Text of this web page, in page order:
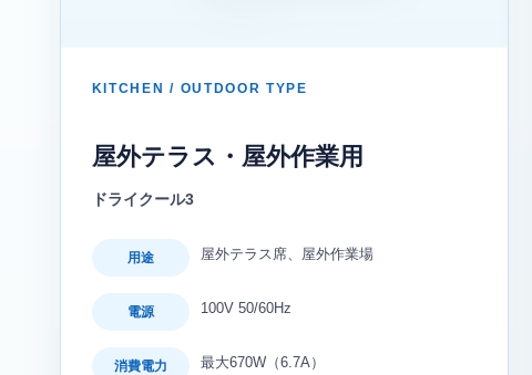
KITCHEN / OUTDOOR TYPE
屋外テラス・屋外作業用
ドライクール3
用途 屋外テラス席、屋外作業場
電源 100V 50/60Hz
消費電力 最大670W（6.7A）